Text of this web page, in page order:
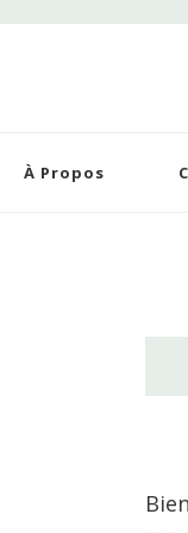
À Propos